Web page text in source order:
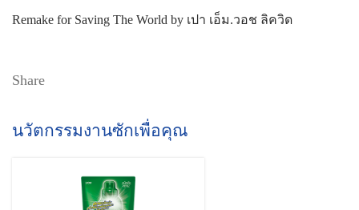
Remake for Saving The World by เปา เอ็ม.วอช ลิควิด
Share
นวัตกรรมงานซักเพื่อคุณ